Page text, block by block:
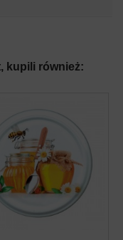
kupili również: